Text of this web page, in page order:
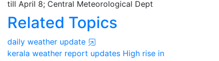
till April 8; Central Meteorological Dept
Related Topics
daily weather update
kerala weather report updates High rise in